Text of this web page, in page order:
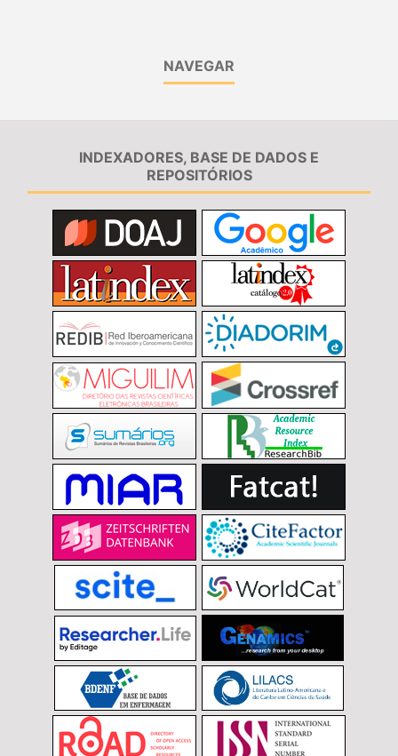
NAVEGAR
INDEXADORES, BASE DE DADOS E
REPOSITÓRIOS